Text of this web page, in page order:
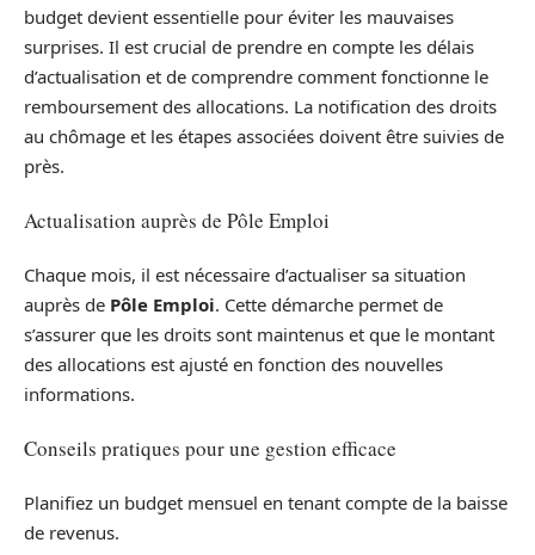
budget devient essentielle pour éviter les mauvaises
surprises. Il est crucial de prendre en compte les délais
d’actualisation et de comprendre comment fonctionne le
remboursement des allocations. La notification des droits
au chômage et les étapes associées doivent être suivies de
près.
Actualisation auprès de Pôle Emploi
Chaque mois, il est nécessaire d’actualiser sa situation
auprès de Pôle Emploi. Cette démarche permet de
s’assurer que les droits sont maintenus et que le montant
des allocations est ajusté en fonction des nouvelles
informations.
Conseils pratiques pour une gestion efficace
Planifiez un budget mensuel en tenant compte de la baisse
de revenus.